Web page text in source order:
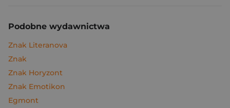
Podobne wydawnictwa
Znak Literanova
Znak
Znak Horyzont
Znak Emotikon
Egmont